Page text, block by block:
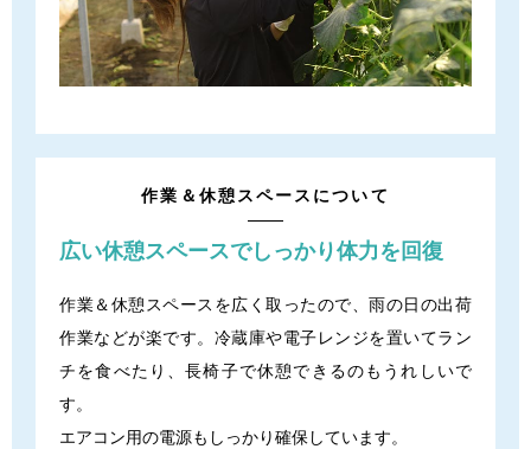
作業＆休憩スペースについて
広い休憩スペースでしっかり体力を回復
作業＆休憩スペースを広く取ったので、雨の日の出荷
作業などが楽です。冷蔵庫や電子レンジを置いてラン
チを食べたり、長椅子で休憩できるのもうれしいで
す。
エアコン用の電源もしっかり確保しています。